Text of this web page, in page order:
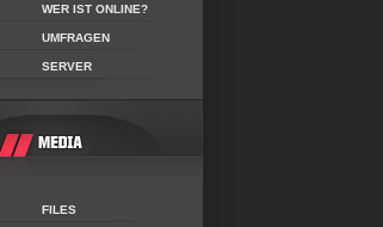
WER IST ONLINE?
UMFRAGEN
SERVER
FILES